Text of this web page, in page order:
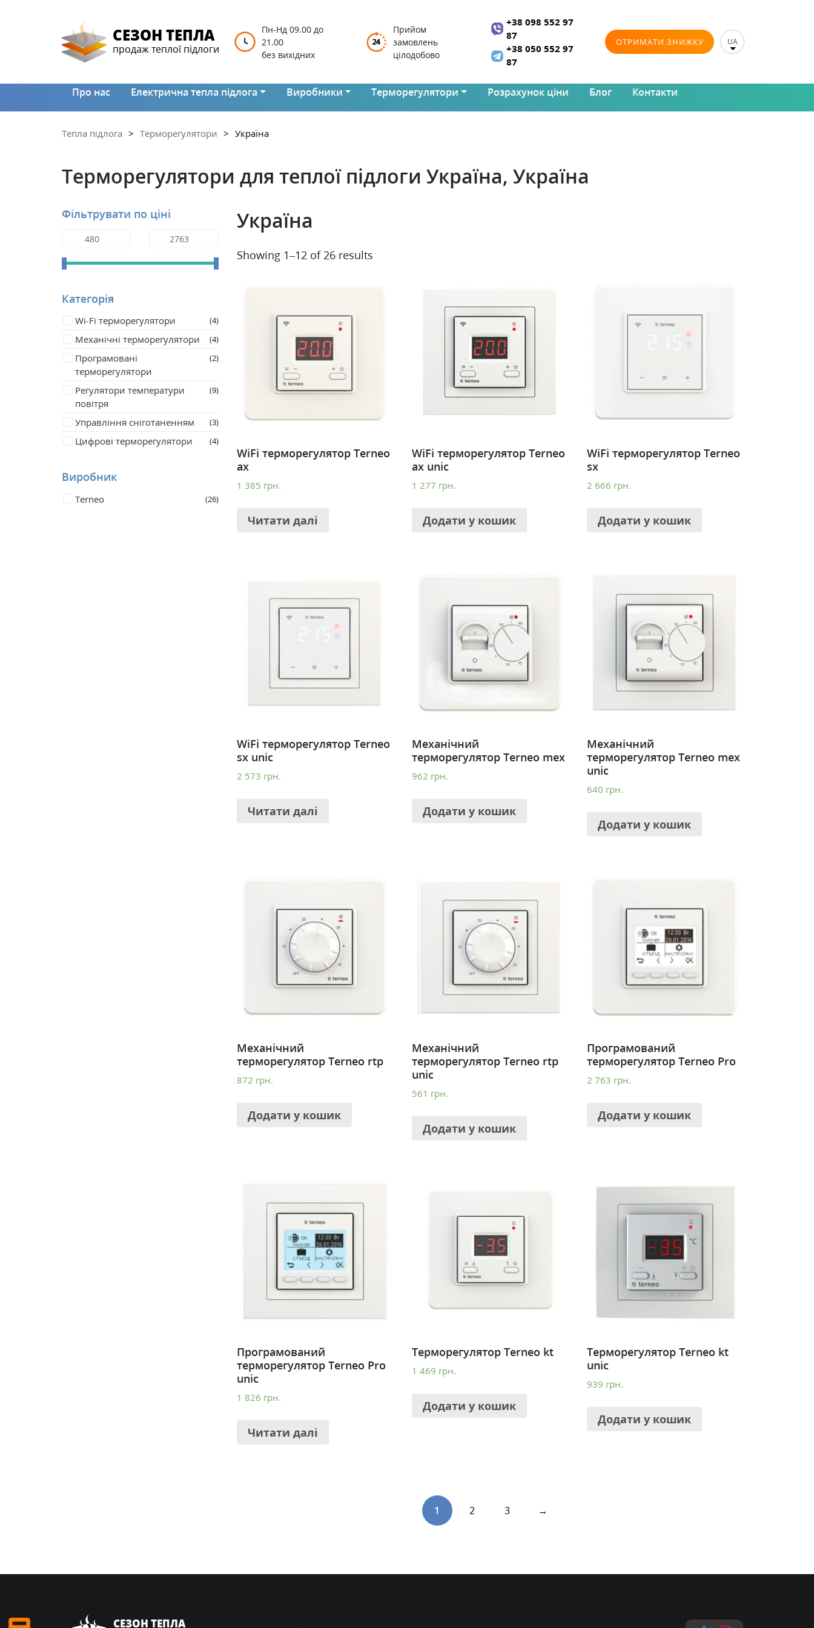
СЕЗОН ТЕПЛА
продаж теплої підлоги
Пн-Нд 09.00 до
21.00
без вихідних
Прийом
замовлень
цілодобово
+38 098 552 97
87
+38 050 552 97
87
ОТРИМАТИ ЗНИЖКУ UA
Про нас Електрична тепла підлога Виробники Терморегулятори Розрахунок ціни Блог Контакти
Тепла підлога Терморегулятори Україна
Терморегулятори для теплої підлоги Україна, Україна
Фільтрувати по ціні
Категорія
Wi-Fi терморегулятори 4
Механічні терморегулятори 4
Програмовані
терморегулятори
2
Регулятори температури
повітря
9
Управління сніготаненням 3
Цифрові терморегулятори 4
Виробник
Terneo 26
Україна
Showing 1–12 of 26 results
WiFi терморегулятор Terneo
ax
1 385 грн.
Читати далі
WiFi терморегулятор Terneo
ax unic
1 277 грн.
Додати у кошик
WiFi терморегулятор Terneo
sx
2 666 грн.
Додати у кошик
WiFi терморегулятор Terneo
sx unic
2 573 грн.
Читати далі
Механічний
терморегулятор Terneo mex
962 грн.
Додати у кошик
Механічний
терморегулятор Terneo mex
unic
640 грн.
Додати у кошик
Механічний
терморегулятор Terneo rtp
872 грн.
Додати у кошик
Механічний
терморегулятор Terneo rtp
unic
561 грн.
Додати у кошик
Програмований
терморегулятор Terneo Pro
2 763 грн.
Додати у кошик
Програмований
терморегулятор Terneo Pro
unic
1 826 грн.
Читати далі
Терморегулятор Terneo kt
1 469 грн.
Додати у кошик
Терморегулятор Terneo kt
unic
939 грн.
Додати у кошик
1 2 3 →
СЕЗОН ТЕПЛА